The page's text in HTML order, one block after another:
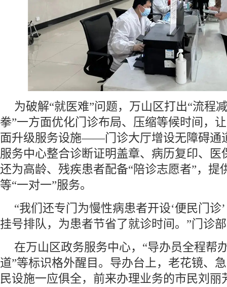
为破解“就医难”问题，万山区打出“流程
拳”一方面优化门诊布局、压缩等候时间，
面升级服务设施——门诊大厅增设无障碍通
服务中心整合诊断证明盖章、病历复印、医
还为高龄、残疾患者配备“陪诊志愿者”，提
等“一对一”服务。
“我们还专门为慢性病患者开设‘便民门诊
挂号排队，为患者节省了就诊时间。”门诊
在万山区政务服务中心，“导办员全程帮
道”等标识格外醒目。导办台上，老花镜、
民设施一应俱全，前来办理业务的市民刘丽